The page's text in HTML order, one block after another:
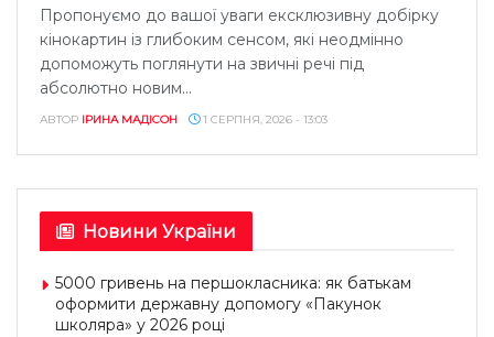
Пропонуємо до вашої уваги ексклюзивну добірку
кінокартин із глибоким сенсом, які неодмінно
допоможуть поглянути на звичні речі під
абсолютно новим...
АВТОР ІРИНА МАДІСОН 1 СЕРПНЯ, 2026 - 13:03
Новини України
5000 гривень на першокласника: як батькам
оформити державну допомогу «Пакунок
школяра» у 2026 році